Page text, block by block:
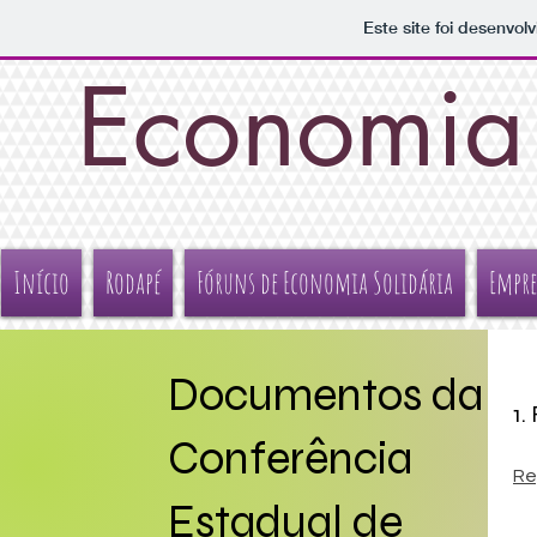
Este site foi
Início Rodapé Fóruns de Economia Solidária
Documentos da
Conferência
Estadual de